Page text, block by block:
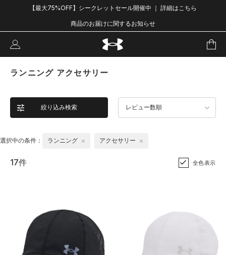
【最大75%OFF】シークレットセール開催中 ｜ 詳細はこちら
商品のお届けに関するお知らせ
ランニング アクセサリー
絞り込み検索 レビュー数順
選択中の条件： ランニング アクセサリー
17件 全色表示